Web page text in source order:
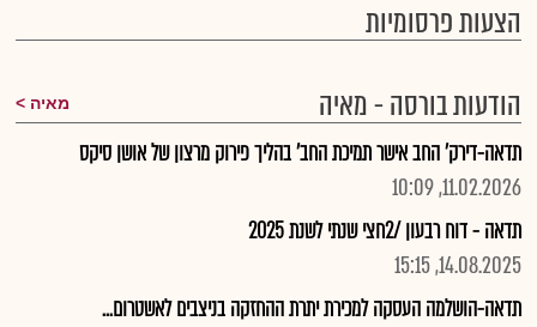
הצעות פרסומיות
הודעות בורסה - מאיה
מאיה
תדאה-דירק' החב אישר תמיכת החב' בהליך פירוק מרצון של אושן סיקס
11.02.2026, 10:09
תדאה - דוח רבעון /2חצי שנתי לשנת 2025
14.08.2025, 15:15
תדאה-הושלמה העסקה למכירת יתרת ההחזקה בניצבים לאשטרום...